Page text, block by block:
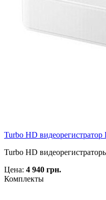
Turbo HD
Turbo HD
Цена: 4 940 грн.
Комплекты